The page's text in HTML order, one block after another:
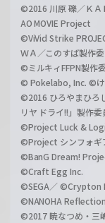
©2016 川原 礫／ＫＡ
AO MOVIE Project
©ViVid Strike
ＷＡ／このすば製作
©ミルキィFFPN製作
© Pokelabo, Inc. ©け
©2016 ひろやまひろ
リヤ ドライ!!」製作委
©Project Luck &
©Project シンフォギ
©BanG Dream!
©Craft Egg Inc.
©SEGA／ ©Crypton
©NANOHA
©2017 暁なつめ・三